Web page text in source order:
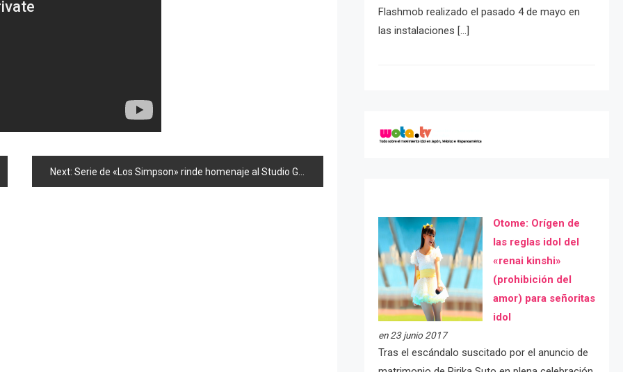
Next: Serie de «Los Simpson» rinde homenaje al Studio Ghibli
Flashmob realizado el pasado 4 de mayo en
las instalaciones […]
Otome: Orígen de
las reglas idol del
«renai kinshi»
(prohibición del
amor) para señoritas
idol
en 23 junio 2017
Tras el escándalo suscitado por el anuncio de